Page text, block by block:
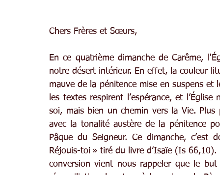
Chers Frères et Sœurs,
En ce quatrième dimanche de Carême,
notre désert intérieur. En effet, la couleur
mauve de la pénitence mise en suspens et
les textes respirent l’espérance, et
soi, mais bien un chemin vers la Vie.
avec la tonalité austère de la pénitence
Pâque du Seigneur. Ce dimanche, c’est
Réjouis-toi » tiré du livre d’Isaïe (Is
conversion vient nous rappeler que le